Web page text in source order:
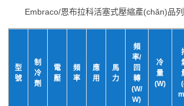
Embraco/恩布拉科活塞式壓縮產(chǎn)品列
型
號
制
冷
劑
電
壓
頻
率
應
用
馬
力
頻
率/
回
轉
(W/
W)
冷
量
(W)